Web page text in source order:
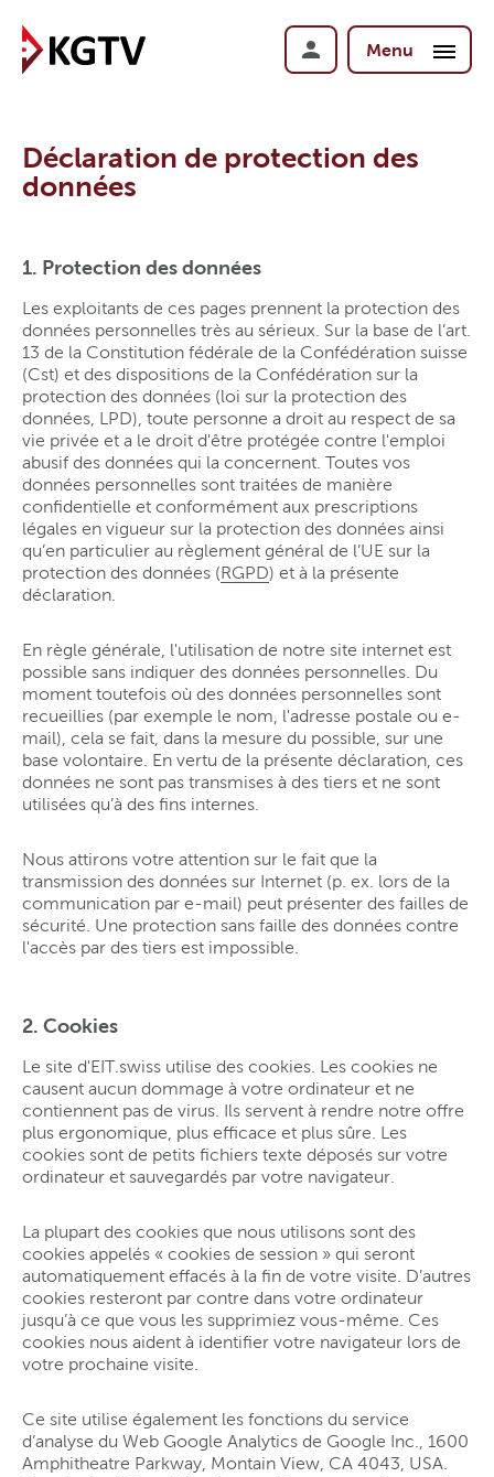
Menu
Déclaration de protection des
données
1. Protection des données
Les exploitants de ces pages prennent la protection des
données personnelles très au sérieux. Sur la base de l’art.
13 de la Constitution fédérale de la Confédération suisse
(Cst) et des dispositions de la Confédération sur la
protection des données (loi sur la protection des
données, LPD), toute personne a droit au respect de sa
vie privée et a le droit d'être protégée contre l'emploi
abusif des données qui la concernent. Toutes vos
données personnelles sont traitées de manière
confidentielle et conformément aux prescriptions
légales en vigueur sur la protection des données ainsi
qu’en particulier au règlement général de l’UE sur la
protection des données (RGPD) et à la présente
déclaration.
En règle générale, l'utilisation de notre site internet est
possible sans indiquer des données personnelles. Du
moment toutefois où des données personnelles sont
recueillies (par exemple le nom, l'adresse postale ou e-
mail), cela se fait, dans la mesure du possible, sur une
base volontaire. En vertu de la présente déclaration, ces
données ne sont pas transmises à des tiers et ne sont
utilisées qu’à des fins internes.
Nous attirons votre attention sur le fait que la
transmission des données sur Internet (p. ex. lors de la
communication par e-mail) peut présenter des failles de
sécurité. Une protection sans faille des données contre
l'accès par des tiers est impossible.
2. Cookies
Le site d'EIT.swiss utilise des cookies. Les cookies ne
causent aucun dommage à votre ordinateur et ne
contiennent pas de virus. Ils servent à rendre notre offre
plus ergonomique, plus efficace et plus sûre. Les
cookies sont de petits fichiers texte déposés sur votre
ordinateur et sauvegardés par votre navigateur.
La plupart des cookies que nous utilisons sont des
cookies appelés « cookies de session » qui seront
automatiquement effacés à la fin de votre visite. D’autres
cookies resteront par contre dans votre ordinateur
jusqu’à ce que vous les supprimiez vous-même. Ces
cookies nous aident à identifier votre navigateur lors de
votre prochaine visite.
Ce site utilise également les fonctions du service
d’analyse du Web Google Analytics de Google Inc., 1600
Amphitheatre Parkway, Montain View, CA 4043, USA.